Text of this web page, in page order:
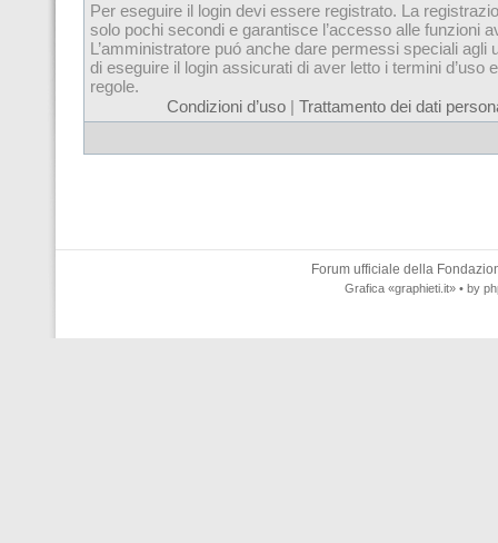
Per eseguire il login devi essere registrato. La
solo pochi secondi e garantisce l’accesso alle funzioni
L’amministratore puó anche dare permessi speciali agli
di eseguire il login assicurati di aver letto i termini d’uso
regole.
Condizioni d’uso | Trattamento dei dati
Forum ufficiale della
Grafica «graphieti.it» • by